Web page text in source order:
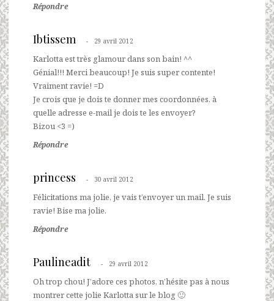
Répondre
Ibtissem 29 avril 2012
Karlotta est très glamour dans son bain! ^^
Génial!!! Merci beaucoup! Je suis super contente!
Vraiment ravie! =D
Je crois que je dois te donner mes coordonnées, à
quelle adresse e-mail je dois te les envoyer?
Bizou <3 =)
Répondre
princess 30 avril 2012
Félicitations ma jolie, je vais t’envoyer un mail. Je suis
ravie! Bise ma jolie.
Répondre
Paulineadit 29 avril 2012
Oh trop chou! J’adore ces photos, n’hésite pas à nous
montrer cette jolie Karlotta sur le blog 🙂